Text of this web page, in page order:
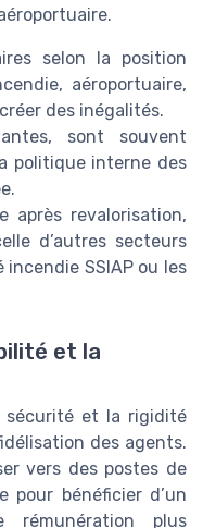
selon la position
aéroportuaire,
des inégalités.
sont souvent
politique interne des
après revalorisation,
d’autres secteurs
SSIAP ou les
et la
sécurité et la rigidité
des agents.
vers des postes de
pour bénéficier d’un
rémunération plus